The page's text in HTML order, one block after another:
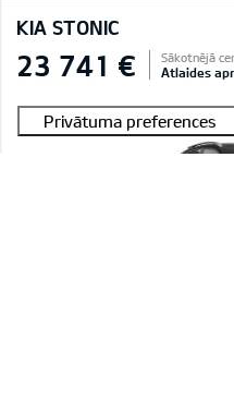
KIA STONIC
23 741 € Sākotnējā
Atlaides